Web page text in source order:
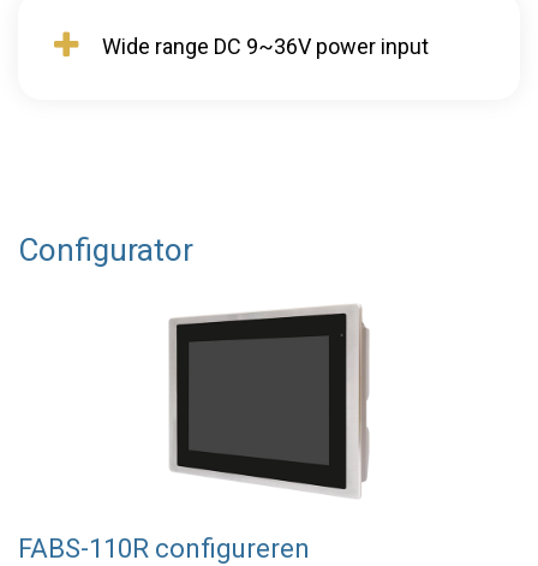
Wide range DC 9~36V power input
Configurator
FABS-110R configureren